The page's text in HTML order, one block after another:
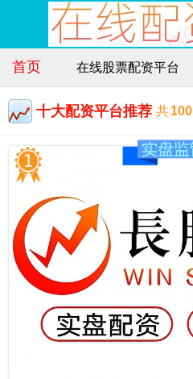
首页 在线股票配资平台
十大配资平台推荐 共100